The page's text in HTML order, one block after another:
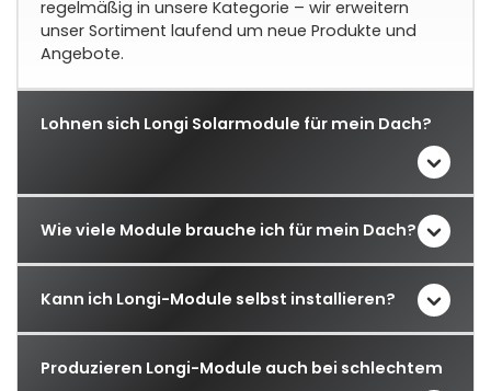
regelmäßig in unsere Kategorie – wir erweitern
unser Sortiment laufend um neue Produkte und
Angebote.
Lohnen sich Longi Solarmodule für mein Dach?
Wie viele Module brauche ich für mein Dach?
Kann ich Longi-Module selbst installieren?
Produzieren Longi-Module auch bei schlechtem